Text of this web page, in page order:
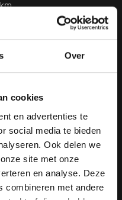
Over
cookies
en advertenties te
social media te bieden
Ook delen we
site met onze
en analyse. Deze
combineren met andere
2
25
30
Klasse Coupe
AMG Line
km